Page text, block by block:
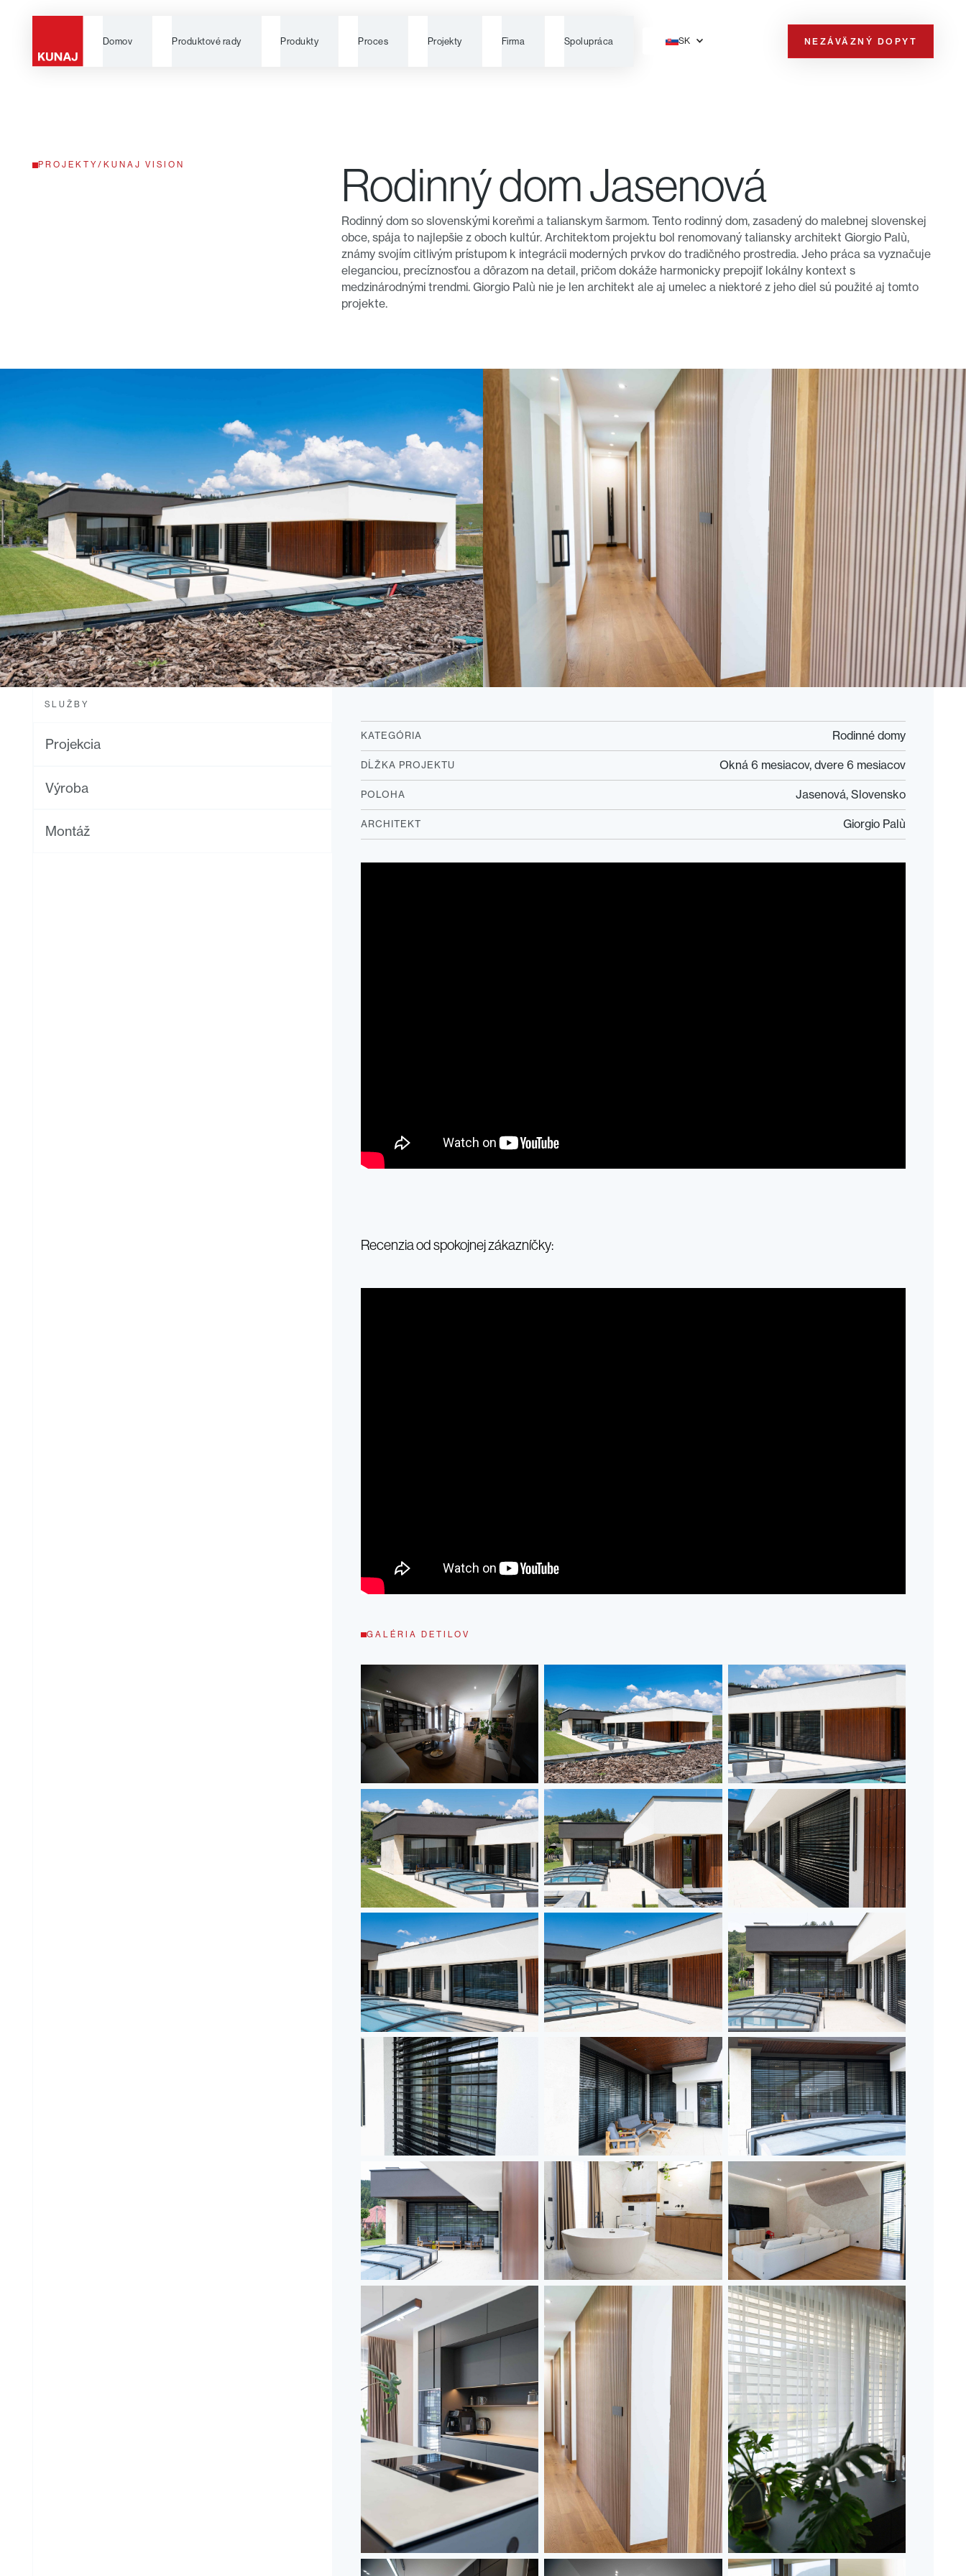
Domov Produktové rady Produkty Proces Projekty Firma Spolupráca SK NEZÁVÄZNÝ DOPYT
PROJEKTY / KUNAJ VISION Rodinný dom Jasenová
Rodinný dom so slovenskými koreňmi a talianskym šarmom. Tento rodinný dom, zasadený do malebnej slovenskej
obce, spája to najlepšie z oboch kultúr. Architektom projektu bol renomovaný taliansky architekt Giorgio Palù,
známy svojím citlivým prístupom k integrácii moderných prvkov do tradičného prostredia. Jeho práca sa vyznačuje
eleganciou, precíznosťou a dôrazom na detail, pričom dokáže harmonicky prepojiť lokálny kontext s
medzinárodnými trendmi. Giorgio Palù nie je len architekt ale aj umelec a niektoré z jeho diel sú použité aj tomto
projekte.
SLUŽBY
Projekcia
Výroba
Montáž
KATEGÓRIA Rodinné domy
DĹŽKA PROJEKTU Okná 6 mesiacov, dvere 6 mesiacov
POLOHA Jasenová, Slovensko
ARCHITEKT Giorgio Palù
Recenzia od spokojnej zákazníčky:
GALÉRIA DETILOV